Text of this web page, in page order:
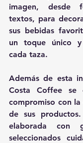
imagen, desde
textos, para
sus bebidas
un toque único y
cada taza​.
Además de esta
Costa Coffee se
compromiso con
de sus
elaborada con
seleccionados